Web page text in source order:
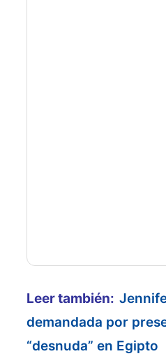
Leer también:
demandada por
“desnuda” en Egipto